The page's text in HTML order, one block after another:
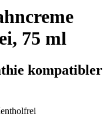
75 ml
kompatibler